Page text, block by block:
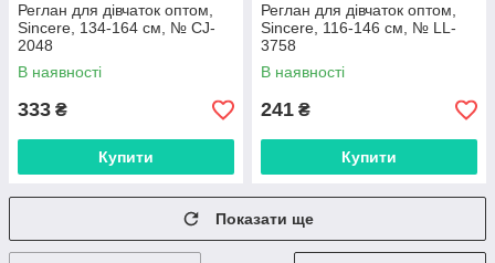
Реглан для дівчаток оптом,
Sincere, 134-164 см, № CJ-
2048
В наявності
333 ₴
Купити
Реглан для дівчаток оптом,
Sincere, 116-146 см, № LL-
3758
В наявності
241 ₴
Купити
Показати ще